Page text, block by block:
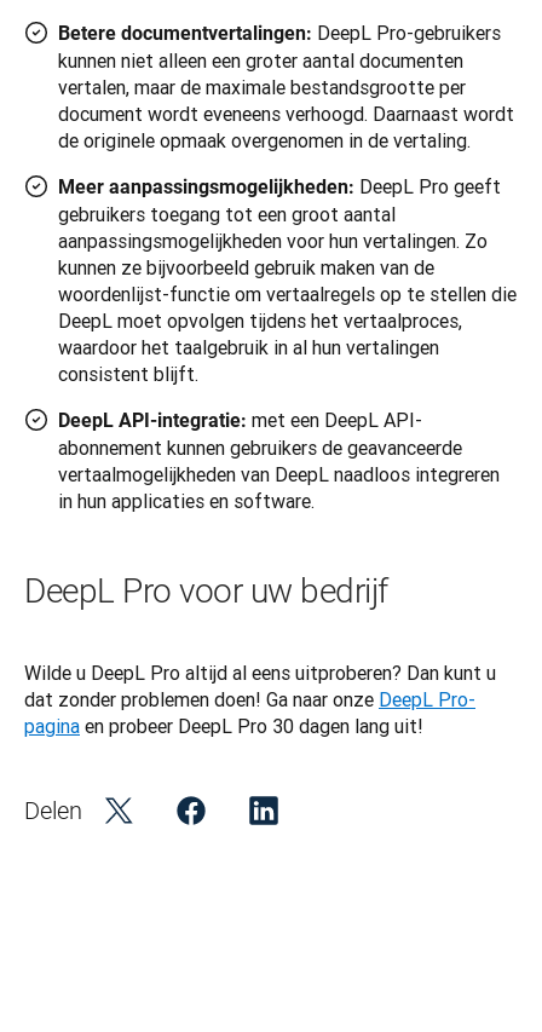
Betere documentvertalingen: DeepL Pro-gebruikers
kunnen niet alleen een groter aantal documenten
vertalen, maar de maximale bestandsgrootte per
document wordt eveneens verhoogd. Daarnaast wordt
de originele opmaak overgenomen in de vertaling.
Meer aanpassingsmogelijkheden: DeepL Pro geeft
gebruikers toegang tot een groot aantal
aanpassingsmogelijkheden voor hun vertalingen. Zo
kunnen ze bijvoorbeeld gebruik maken van de
woordenlijst-functie om vertaalregels op te stellen die
DeepL moet opvolgen tijdens het vertaalproces,
waardoor het taalgebruik in al hun vertalingen
consistent blijft.
DeepL API-integratie: met een DeepL API-
abonnement kunnen gebruikers de geavanceerde
vertaalmogelijkheden van DeepL naadloos integreren
in hun applicaties en software.
DeepL Pro voor uw bedrijf
Wilde u DeepL Pro altijd al eens uitproberen? Dan kunt u
dat zonder problemen doen! Ga naar onze DeepL Pro-
pagina en probeer DeepL Pro 30 dagen lang uit!
Delen